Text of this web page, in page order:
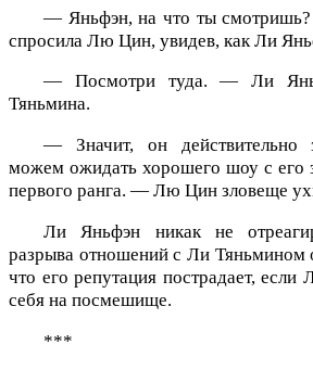
— Яньфэн, на что ты
спросила Лю Цин, увидев, как Ли
— Посмотри туда. — Ли
Тяньмина.
— Значит, он
можем ожидать хорошего шоу с его
первого ранга. — Лю Цин зловеще
Ли Яньфэн никак не
разрыва отношений с Ли Тяньмином
что его репутация пострадает, если
себя на посмешище.
***